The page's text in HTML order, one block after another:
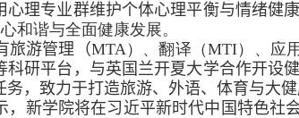
心理专业群维护个体心理平衡与情绪健
和谐与全面健康发展。
旅游管理（MTA）、翻译（MTI）、应
科研平台 ， 与英国兰开夏大学合作开设
务，致力于打造旅游、外语、体育与大
，新学院将在习近平新时代中国特色社